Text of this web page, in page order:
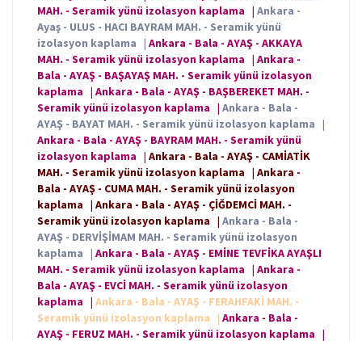
MAH. - Seramik yünü izolasyon kaplama | Ankara -
Ayaş - ULUS - HACI BAYRAM MAH. - Seramik yünü
izolasyon kaplama | Ankara - Bala - AYAŞ - AKKAYA
MAH. - Seramik yünü izolasyon kaplama | Ankara -
Bala - AYAŞ - BAŞAYAŞ MAH. - Seramik yünü izolasyon
kaplama | Ankara - Bala - AYAŞ - BAŞBEREKET MAH. -
Seramik yünü izolasyon kaplama | Ankara - Bala -
AYAŞ - BAYAT MAH. - Seramik yünü izolasyon kaplama |
Ankara - Bala - AYAŞ - BAYRAM MAH. - Seramik yünü
izolasyon kaplama | Ankara - Bala - AYAŞ - CAMİATİK
MAH. - Seramik yünü izolasyon kaplama | Ankara -
Bala - AYAŞ - CUMA MAH. - Seramik yünü izolasyon
kaplama | Ankara - Bala - AYAŞ - ÇİĞDEMCİ MAH. -
Seramik yünü izolasyon kaplama | Ankara - Bala -
AYAŞ - DERVİŞİMAM MAH. - Seramik yünü izolasyon
kaplama | Ankara - Bala - AYAŞ - EMİNE TEVFİKA AYAŞLI
MAH. - Seramik yünü izolasyon kaplama | Ankara -
Bala - AYAŞ - EVCİ MAH. - Seramik yünü izolasyon
kaplama | Ankara - Bala - AYAŞ - FERAHFAKİ MAH. -
Seramik yünü izolasyon kaplama
| Ankara - Bala -
AYAŞ - FERUZ MAH. - Seramik yünü izolasyon kaplama |